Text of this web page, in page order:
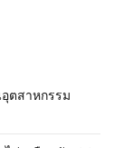
ตสาหกรรม